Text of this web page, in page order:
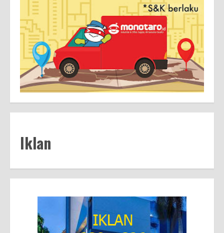
Iklan